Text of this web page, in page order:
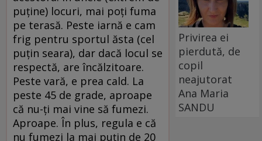
puţine) locuri, mai poţi fuma
pe terasă. Peste iarnă e cam
frig pentru sportul ăsta (cel
puţin seara), dar dacă locul se
respectă, are încălzitoare.
Peste vară, e prea cald. La
peste 45 de grade, aproape
că nu-ţi mai vine să fumezi.
Aproape. În plus, regula e că
nu fumezi la mai puţin de 20
Privirea ei
pierdută, de
copil
neajutorat
Ana Maria
SANDU